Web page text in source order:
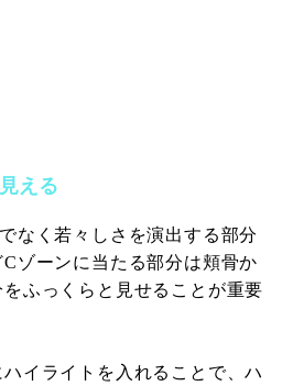
える
なく若々しさを演出する部分
ゾーンに当たる部分は頬骨か
ふっくらと見せることが重要
イライトを入れることで、ハ